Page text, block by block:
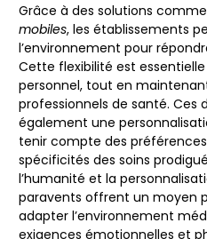
Grâce à des solutions
mobiles, les établissements
l’environnement pour
Cette flexibilité est essentielle
personnel, tout en
professionnels de santé.
également une
tenir compte des
spécificités des soins
l’humanité et la
paravents offrent un moyen
adapter l’environnement
exigences émotionnelles et